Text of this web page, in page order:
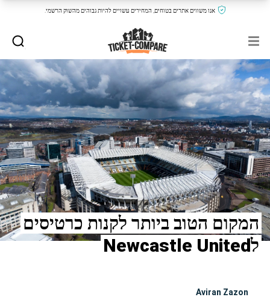
אנו משווים אתרים בטוחים, המחירים עשויים להיות גבוהים מהשוק הרשמי.
המקום הטוב ביותר לקנות כרטיסים
לNewcastle United
Aviran Zazon